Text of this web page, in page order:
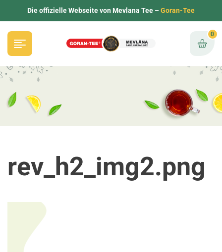
Die offizielle Webseite von Mevlana Tee –Goran-Tee
0
rev_h2_img2.png